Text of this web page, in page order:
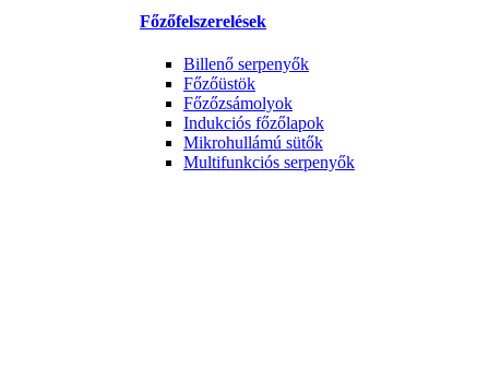
Főzőfelszerelések
Billenő serpenyők
Főzőüstök
Főzőzsámolyok
Indukciós főzőlapok
Mikrohullámú sütők
Multifunkciós serpenyők